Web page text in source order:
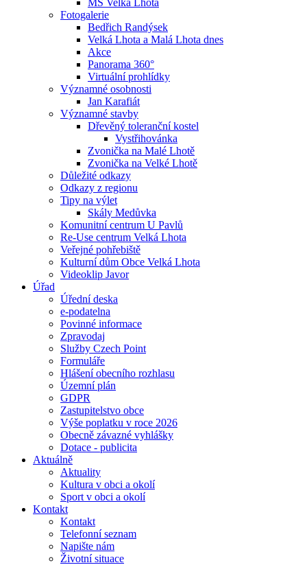
MS Velká Lhota
Fotogalerie
Bedřich Randýsek
Velká Lhota a Malá Lhota dnes
Akce
Panorama 360°
Virtuální prohlídky
Významné osobnosti
Jan Karafiát
Významné stavby
Dřevěný toleranční kostel
Vystřihovánka
Zvonička na Malé Lhotě
Zvonička na Velké Lhotě
Důležité odkazy
Odkazy z regionu
Tipy na výlet
Skály Medůvka
Komunitní centrum U Pavlů
Re-Use centrum Velká Lhota
Veřejné pohřebiště
Kulturní dům Obce Velká Lhota
Videoklip Javor
Úřad
Úřední deska
e-podatelna
Povinné informace
Zpravodaj
Služby Czech Point
Formuláře
Hlášení obecního rozhlasu
Územní plán
GDPR
Zastupitelstvo obce
Výše poplatku v roce 2026
Obecně závazné vyhlášky
Dotace - publicita
Aktuálně
Aktuality
Kultura v obci a okolí
Sport v obci a okolí
Kontakt
Kontakt
Telefonní seznam
Napište nám
Životní situace